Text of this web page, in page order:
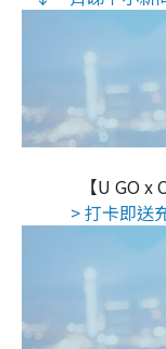
【U GO x
> 打卡即送